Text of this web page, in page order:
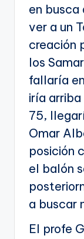
en
ver a un
creación
los
fallaría
iría
75,
Omar
posición
el balón
a buscar
El profe